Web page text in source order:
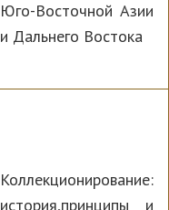
Юго-Восточной Азии
и Дальнего Востока
Коллекционирование:
история,принципы и